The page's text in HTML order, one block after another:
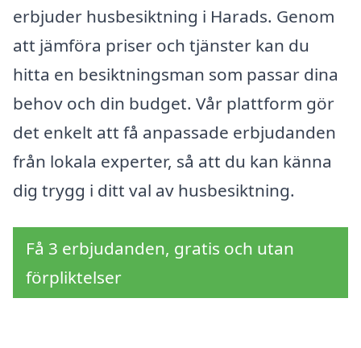
erbjuder husbesiktning i Harads. Genom
att jämföra priser och tjänster kan du
hitta en besiktningsman som passar dina
behov och din budget. Vår plattform gör
det enkelt att få anpassade erbjudanden
från lokala experter, så att du kan känna
dig trygg i ditt val av husbesiktning.
Få 3 erbjudanden, gratis och utan
förpliktelser